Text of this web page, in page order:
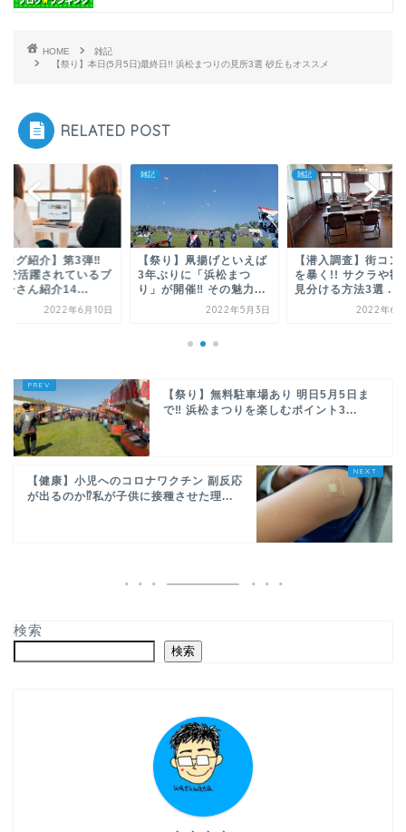
HOME
雑記
【祭り】本日(5月5日)最終日!! 浜松まつりの見所3選 砂丘もオススメ
RELATED POST
ログ紹介】第3弾‼
で活躍されているブ
ーさん紹介14...
2022年6月10日
雑記
【祭り】凧揚げといえば
3年ぶりに「浜松まつ
り」が開催‼ その魅力...
2022年5月3日
雑記
【潜入調査】街コン
を暴く!! サクラや勧
見分ける方法3選 ...
2022年6
【祭り】無料駐車場あり 明日5月5日ま
で‼ 浜松まつりを楽しむポイント3...
【健康】小児へのコロナワクチン 副反応
が出るのか⁉私が子供に接種させた理...
検索
検索